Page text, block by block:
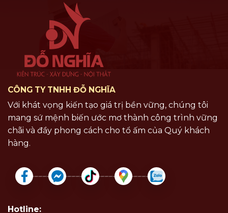
CÔNG TY TNHH ĐỖ NGHĨA
Với khát vọng kiến tạo giá trị bền vững, chúng tôi
mang sứ mệnh biến ước mơ thành công trình vững
chãi và đầy phong cách cho tổ ấm của Quý khách
hàng.
Hotline: